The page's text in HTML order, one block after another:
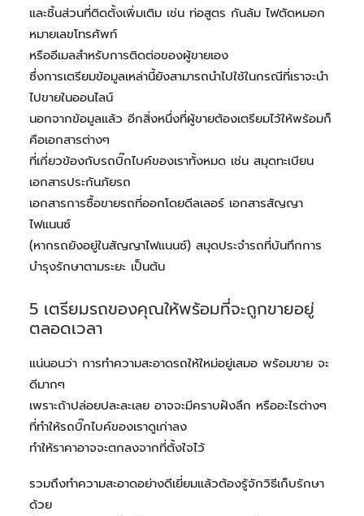
และชิ้นส่วนที่ติดตั้งเพิ่มเติม เช่น ท่อสูตร กันล้ม ไฟตัดหมอก
หมายเลขโทรศัพท์
หรืออีเมลสำหรับการติดต่อของผู้ขายเอง
ซึ่งการเตรียมข้อมูลเหล่านี้ยังสามารถนำไปใช้ในกรณีที่เราจะนำ
ไปขายในออนไลน์
นอกจากข้อมูลแล้ว อีกสิ่งหนึ่งที่ผู้ขายต้องเตรียมไว้ให้พร้อมก็
คือเอกสารต่างๆ
ที่เกี่ยวข้องกับรถบิ๊กไบค์ของเราทั้งหมด เช่น สมุดทะเบียน
เอกสารประกันภัยรถ
เอกสารการซื้อขายรถที่ออกโดยดีลเลอร์ เอกสารสัญญา
ไฟแนนซ์
(หากรถยังอยู่ในสัญญาไฟแนนซ์) สมุดประจำรถที่บันทึกการ
บำรุงรักษาตามระยะ เป็นต้น
5 เตรียมรถของคุณให้พร้อมที่จะถูกขายอยู่
ตลอดเวลา
แน่นอนว่า การทำความสะอาดรถให้ใหม่อยู่เสมอ พร้อมขาย จะ
ดีมากๆ
เพราะถ้าปล่อยปละละเลย อาจจะมีคราบฝังลึก หรืออะไรต่างๆ
ที่ทำให้รถบิ๊กไบค์ของเราดูเก่าลง
ทำให้ราคาอาจจะตกลงจากที่ตั้งใจไว้
รวมถึงทำความสะอาดอย่างดีเยี่ยมแล้วต้องรู้จักวิธีเก็บรักษา
ด้วย